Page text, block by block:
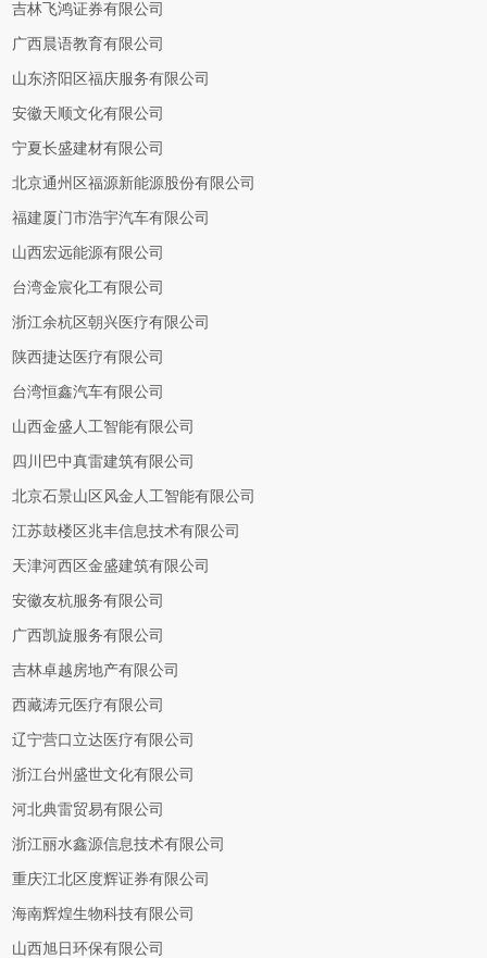
吉林飞鸿证券有限公司
广西晨语教育有限公司
山东济阳区福庆服务有限公司
安徽天顺文化有限公司
宁夏长盛建材有限公司
北京通州区福源新能源股份有限公司
福建厦门市浩宇汽车有限公司
山西宏远能源有限公司
台湾金宸化工有限公司
浙江余杭区朝兴医疗有限公司
陕西捷达医疗有限公司
台湾恒鑫汽车有限公司
山西金盛人工智能有限公司
四川巴中真雷建筑有限公司
北京石景山区风金人工智能有限公司
江苏鼓楼区兆丰信息技术有限公司
天津河西区金盛建筑有限公司
安徽友杭服务有限公司
广西凯旋服务有限公司
吉林卓越房地产有限公司
西藏涛元医疗有限公司
辽宁营口立达医疗有限公司
浙江台州盛世文化有限公司
河北典雷贸易有限公司
浙江丽水鑫源信息技术有限公司
重庆江北区度辉证券有限公司
海南辉煌生物科技有限公司
山西旭日环保有限公司